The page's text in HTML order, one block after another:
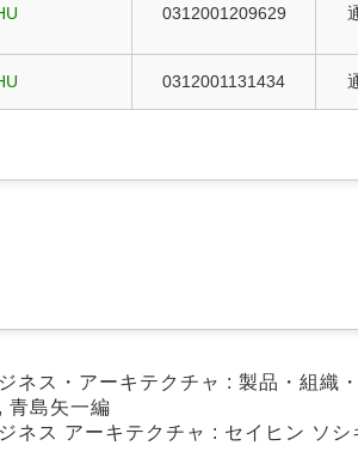
0312001209629
0312001131434
ネス・アーキテクチャ : 製品・組織
青島矢一編
ネス アーキテクチャ : セイヒン ソ